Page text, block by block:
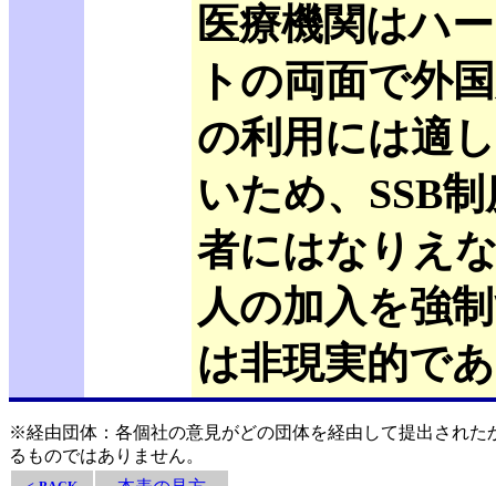
医療機関はハ
トの両面で外
の利用には適
いため、SSB
者にはなりえ
人の加入を強
は非現実的で
※経由団体：各個社の意見がどの団体を経由して提出され
るものではありません。